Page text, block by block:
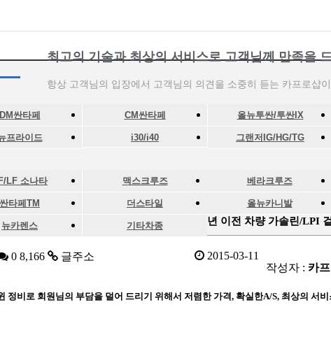
최고의 기술과 최상의 서비스로 고객님께 만족을
항상 고객님의 입장에서 고객님의 의견을 소중히 듣는 카프로샵
DM싼타페 CM싼타페 올뉴투싼/투싼IX
프라이드 i30/i40 그랜저IG/HG/TG
LF 소나타 맥스크루즈 베라크루즈
싼타페TM 더스타일 올뉴카니발
뉴카렌스 기타차종 년 이전 차량 가솔린/LPI
작성자 : 카
0 8,166 글주소 2015-03-11
정비로 회원님의 부담을 덜어 드리기 위해서 저렴한 가격, 확실한A/S, 최상의 서